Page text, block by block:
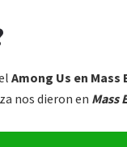
Among Us en Mass
nos dieron en Mass